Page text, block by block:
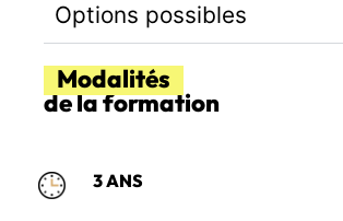
Options possibles
Modalités
de la formation
3 ANS